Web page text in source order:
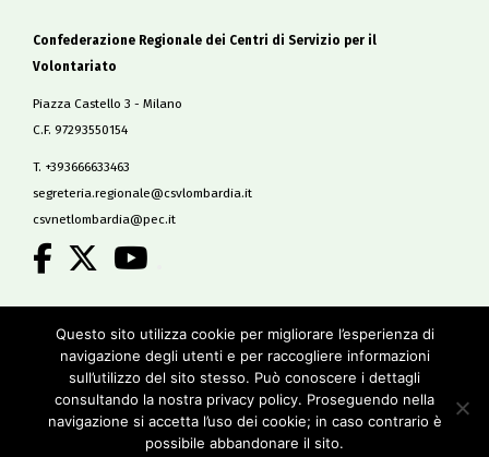
Confederazione Regionale dei Centri di Servizio per il
Volontariato
Piazza Castello 3 - Milano
C.F. 97293550154
T. +393666633463
segreteria.regionale@csvlombardia.it
csvnetlombardia@pec.it
Questo sito utilizza cookie per migliorare l’esperienza di
navigazione degli utenti e per raccogliere informazioni
sull’utilizzo del sito stesso. Può conoscere i dettagli
consultando la nostra privacy policy. Proseguendo nella
navigazione si accetta l’uso dei cookie; in caso contrario è
possibile abbandonare il sito.